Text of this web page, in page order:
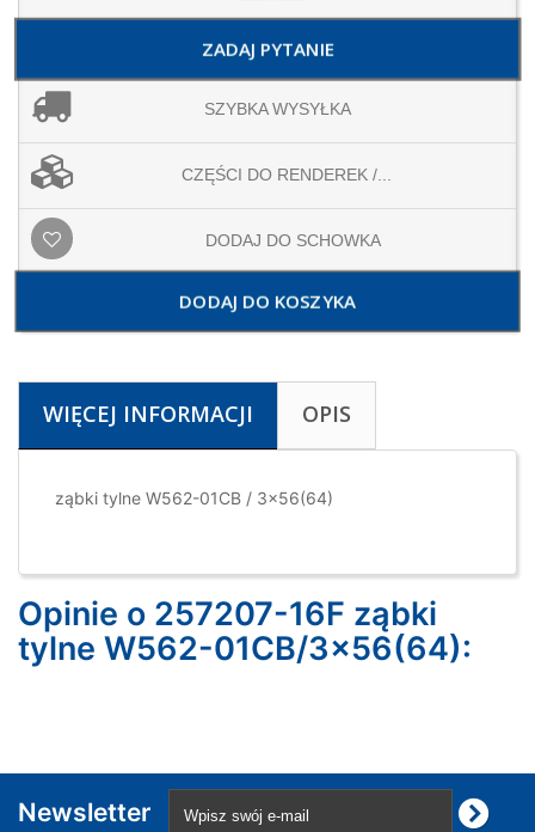
ZADAJ PYTANIE
SZYBKA WYSYŁKA
CZĘŚCI DO RENDEREK /...
DODAJ DO SCHOWKA
DODAJ DO KOSZYKA
WIĘCEJ INFORMACJI OPIS
ząbki tylne W562-01CB / 3x56(64)
Opinie o 257207-16F ząbki
tylne W562-01CB/3x56(64):
Newsletter